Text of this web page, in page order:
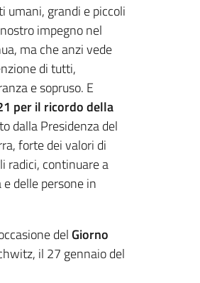
umani, grandi e piccoli
impegno nel
ma che anzi vede
di tutti,
e sopruso. E
per il ricordo della
dalla Presidenza del
forte dei valori di
radici, continuare a
delle persone in
del Giorno
il 27 gennaio del